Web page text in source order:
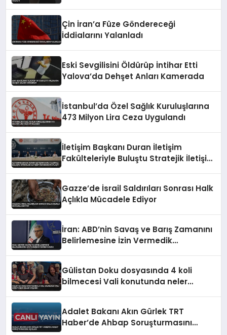
Çin İran’a Füze Göndereceği
İddialarını Yalanladı
Eski Sevgilisini Öldürüp İntihar Etti
Yalova’da Dehşet Anları Kamerada
İstanbul’da Özel Sağlık Kuruluşlarına
473 Milyon Lira Ceza Uygulandı
İletişim Başkanı Duran İletişim
Fakülteleriyle Buluştu Stratejik İletişim
Gazze’de İsrail Saldırıları Sonrası Halk
Açlıkla Mücadele Ediyor
İran: ABD’nin Savaş ve Barış Zamanını
Belirlemesine İzin Vermedik
Gülistan Doku dosyasında 4 koli
bilmecesi Vali konutunda neler
Adalet Bakanı Akın Gürlek TRT
Haber’de Ahbap Soruşturmasını